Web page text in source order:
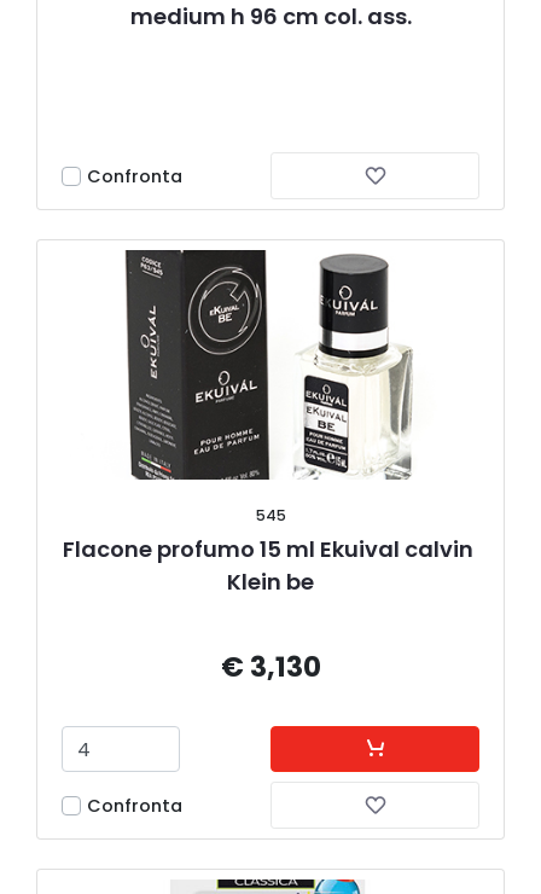
medium h 96 cm col. ass.
Confronta
545
Flacone profumo 15 ml Ekuival calvin
Klein be
€ 3,130
Confronta